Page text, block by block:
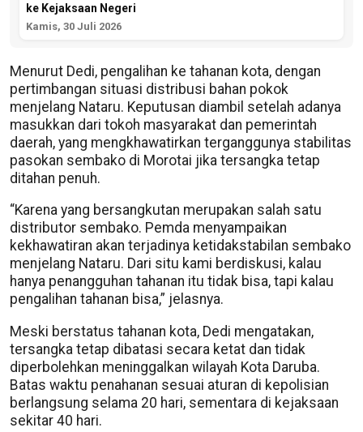
ke Kejaksaan Negeri
Kamis, 30 Juli 2026
Menurut Dedi, pengalihan ke tahanan kota, dengan
pertimbangan situasi distribusi bahan pokok
menjelang Nataru. Keputusan diambil setelah adanya
masukkan dari tokoh masyarakat dan pemerintah
daerah, yang mengkhawatirkan terganggunya stabilitas
pasokan sembako di Morotai jika tersangka tetap
ditahan penuh.
“Karena yang bersangkutan merupakan salah satu
distributor sembako. Pemda menyampaikan
kekhawatiran akan terjadinya ketidakstabilan sembako
menjelang Nataru. Dari situ kami berdiskusi, kalau
hanya penangguhan tahanan itu tidak bisa, tapi kalau
pengalihan tahanan bisa,” jelasnya.
Meski berstatus tahanan kota, Dedi mengatakan,
tersangka tetap dibatasi secara ketat dan tidak
diperbolehkan meninggalkan wilayah Kota Daruba.
Batas waktu penahanan sesuai aturan di kepolisian
berlangsung selama 20 hari, sementara di kejaksaan
sekitar 40 hari.